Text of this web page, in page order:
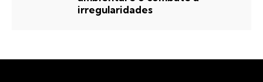
irregularidades